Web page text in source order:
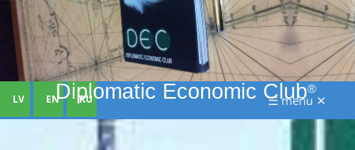
Diplomatic Economic Club®
LV EN RU ☰ menu ✕